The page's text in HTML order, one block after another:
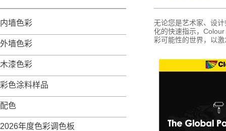
无论您是艺术家、设
化的快速指示，
彩可能性的世界，以
内墙色彩
外墙色彩
木漆色彩
彩色涂料样品
配色
2026年度色彩调色板